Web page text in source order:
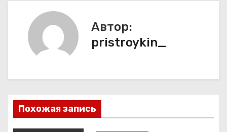
я
п
о
Автор:
pristroykin_
Похожая запись